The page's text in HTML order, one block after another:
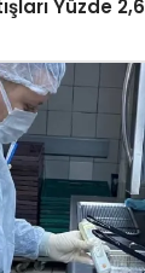
Yüzde